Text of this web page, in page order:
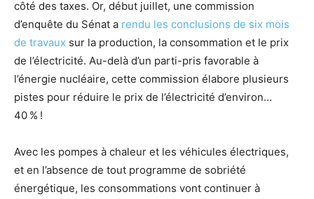
côté des taxes. Or, début juillet, une commission
d’enquête du Sénat a rendu les conclusions de six mois
de travaux sur la production, la consommation et le prix
de l’électricité. Au-delà d’un parti-pris favorable à
l’énergie nucléaire, cette commission élabore plusieurs
pistes pour réduire le prix de l’électricité d’environ…
40 % !
Avec les pompes à chaleur et les véhicules électriques,
et en l’absence de tout programme de sobriété
énergétique, les consommations vont continuer à